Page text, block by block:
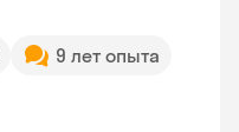
9 лет опыта